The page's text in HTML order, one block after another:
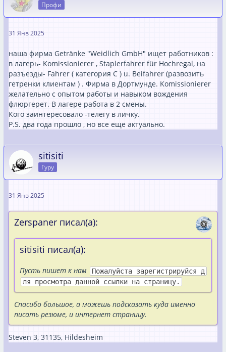
Профи
31 Янв 2025
наша фирма Getränke "Weidlich GmbH" ищет работников :
в лагерь- Komissionierer , Staplerfahrer für Hochregal, на
разъезды- Fahrer ( категория С ) u. Beifahrer (развозить
гетренки клиентам ) . Фирма в Дортмунде. Komissionierer
желательно с опытом работы и навыком вождения
флюргерет. В лагере работа в 2 смены.
Кого заинтересовало -телегу в личку.
P.S. два года прошло , но все еще актуально.
sitisiti
Гуру
31 Янв 2025
Zerspaner писал(а):
sitisiti писал(а):
Пусть пишет к нам
Пожалуйста зарегистрируйся д
ля просмотра данной ссылки на страницу.
Спасибо большое, а можешь подсказать куда именно
писать резюме, и интернет страницу.
Steven 3, 31135, Hildesheim